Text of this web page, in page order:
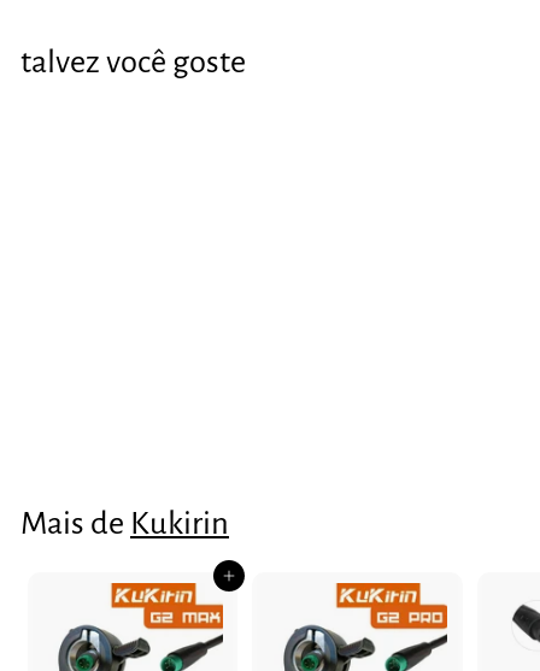
talvez você goste
,
2
Mais de Kukirin
Adicionar ao Carrinho de Compras